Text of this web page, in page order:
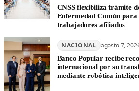
CNSS flexibiliza trámite
Enfermedad Común para
trabajadores afiliados
NACIONAL agosto 7,
Banco Popular recibe
internacional por su
mediante robótica